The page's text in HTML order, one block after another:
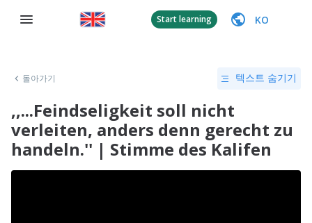
Start learning KO
돌아가기 텍스트 숨기기
,,...Feindseligkeit soll nicht
verleiten, anders denn gerecht zu
handeln.'' | Stimme des Kalifen